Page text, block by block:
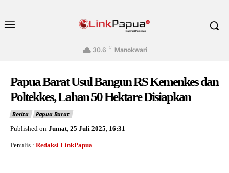
30.6 C Manokwari
Papua Barat Usul Bangun RS Kemenkes dan
Poltekkes, Lahan 50 Hektare Disiapkan
Berita
Papua Barat
Published on Jumat, 25 Juli 2025, 16:31
Penulis : Redaksi LinkPapua